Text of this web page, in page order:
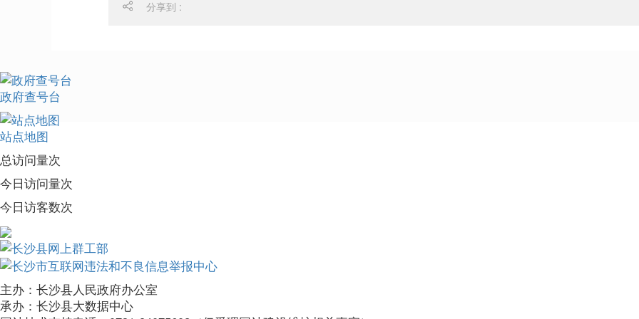
分享到 :
政府查号台
站点地图
总访问量次
今日访问量次
今日访客数次
主办：长沙县人民政府办公室
承办：长沙县大数据中心